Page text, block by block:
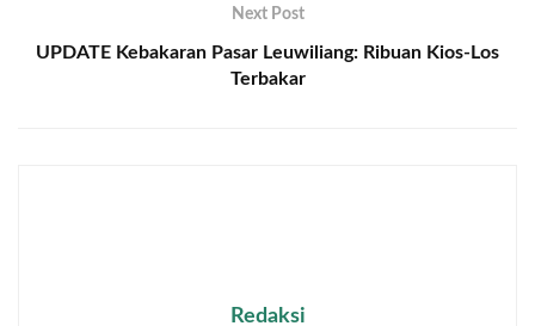
Next Post
UPDATE Kebakaran Pasar Leuwiliang: Ribuan Kios-Los
Terbakar
Redaksi